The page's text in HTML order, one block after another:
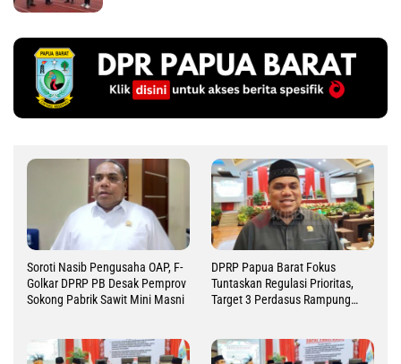
Soroti Nasib Pengusaha OAP, F-
Golkar DPRP PB Desak Pemprov
Sokong Pabrik Sawit Mini Masni
DPRP Papua Barat Fokus
Tuntaskan Regulasi Prioritas,
Target 3 Perdasus Rampung